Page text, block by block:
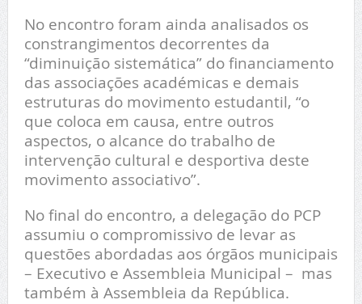
No encontro foram ainda analisados os
constrangimentos decorrentes da
“diminuição sistemática” do financiamento
das associações académicas e demais
estruturas do movimento estudantil, “o
que coloca em causa, entre outros
aspectos, o alcance do trabalho de
intervenção cultural e desportiva deste
movimento associativo”.
No final do encontro, a delegação do PCP
assumiu o compromissivo de levar as
questões abordadas aos órgãos municipais
– Executivo e Assembleia Municipal – mas
também à Assembleia da República.